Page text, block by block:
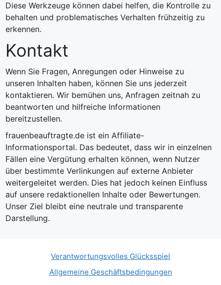
Diese Werkzeuge können dabei helfen, die Kontrolle zu
behalten und problematisches Verhalten frühzeitig zu
erkennen.
Kontakt
Wenn Sie Fragen, Anregungen oder Hinweise zu
unseren Inhalten haben, können Sie uns jederzeit
kontaktieren. Wir bemühen uns, Anfragen zeitnah zu
beantworten und hilfreiche Informationen
bereitzustellen.
frauenbeauftragte.de ist ein Affiliate-
Informationsportal. Das bedeutet, dass wir in einzelnen
Fällen eine Vergütung erhalten können, wenn Nutzer
über bestimmte Verlinkungen auf externe Anbieter
weitergeleitet werden. Dies hat jedoch keinen Einfluss
auf unsere redaktionellen Inhalte oder Bewertungen.
Unser Ziel bleibt eine neutrale und transparente
Darstellung.
Verantwortungsvolles Glücksspiel
Allgemeine Geschäftsbedingungen